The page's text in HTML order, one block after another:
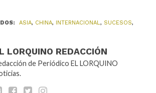
ASIA, CHINA, INTERNACIONAL, SUCESOS,
LORQUINO REDACCIÓN
de Periódico EL LORQUINO